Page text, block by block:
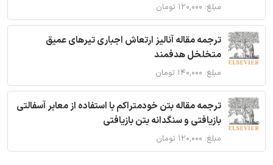
مبلغ: ۱۲۰,۰۰۰ تومان
ترجمه مقاله آنالیز ارتعاش اجباری تیرهای عمیق
متخلخل هدفمند
مبلغ: ۱۴۰,۰۰۰ تومان
ترجمه مقاله بتن خودمتراکم با استفاده از معابر آسفالتی
بازیافتی و سنگدانه بتن بازیافتی
مبلغ: ۱۲۰,۰۰۰ تومان